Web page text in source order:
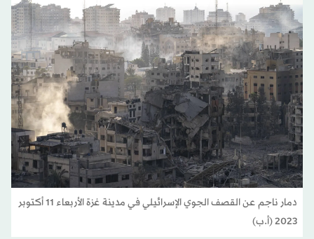
دمار ناجم عن القصف الجوي الإسرائيلي في مدينة غزة الأربعاء 11 أكتوبر
2023 (أ.ب)